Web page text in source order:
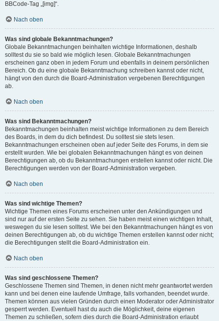
BBCode-Tag „[img]“.
Nach oben
Was sind globale Bekanntmachungen?
Globale Bekanntmachungen beinhalten wichtige Informationen, deshalb
solltest du sie so bald wie möglich lesen. Globale Bekanntmachungen
erscheinen ganz oben in jedem Forum und ebenfalls in deinem persönlichen
Bereich. Ob du eine globale Bekanntmachung schreiben kannst oder nicht,
hängt von den durch die Board-Administration vergebenen Berechtigungen
ab.
Nach oben
Was sind Bekanntmachungen?
Bekanntmachungen beinhalten meist wichtige Informationen zu dem Bereich
des Boards, in dem du dich befindest. Du solltest sie stets lesen.
Bekanntmachungen erscheinen oben auf jeder Seite des Forums, in dem sie
erstellt wurden. Wie bei globalen Bekanntmachungen hängt es von deinen
Berechtigungen ab, ob du Bekanntmachungen erstellen kannst oder nicht. Die
Berechtigungen werden von der Board-Administration vergeben.
Nach oben
Was sind wichtige Themen?
Wichtige Themen eines Forums erscheinen unter den Ankündigungen und
sind nur auf der ersten Seite zu sehen. Sie haben meist einen wichtigen Inhalt,
weswegen du sie lesen solltest. Wie bei den Bekanntmachungen hängt es von
deinen Berechtigungen ab, ob du wichtige Themen erstellen kannst oder nicht;
die Berechtigungen stellt die Board-Administration ein.
Nach oben
Was sind geschlossene Themen?
Geschlossene Themen sind Themen, in denen nicht mehr geantwortet werden
kann und bei denen eine laufende Umfrage, falls vorhanden, beendet wurde.
Themen können aus vielen Gründen durch einen Moderator oder Administrator
gesperrt werden. Eventuell hast du auch die Möglichkeit, deine eigenen
Themen zu schließen, sofern dies durch die Board-Administration erlaubt